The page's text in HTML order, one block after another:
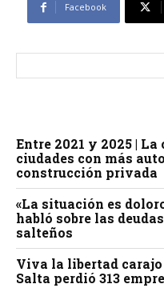
Facebook
Entre 2021 y 2025 |
ciudades con más
construcción privada
«La situación es
habló sobre las
salteños
Viva la libertad
Salta perdió 313